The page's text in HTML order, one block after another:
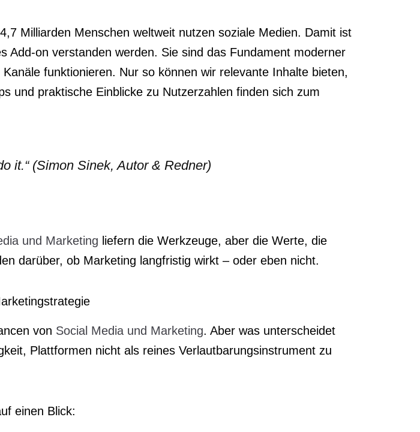
Milliarden Menschen weltweit nutzen soziale Medien. Damit ist
Add-on verstanden werden. Sie sind das Fundament moderner
funktionieren. Nur so können wir relevante Inhalte bieten,
und praktische Einblicke zu Nutzerzahlen finden sich zum
it.“ (Simon Sinek, Autor & Redner)
und Marketing liefern die Werkzeuge, aber die Werte, die
darüber, ob Marketing langfristig wirkt – oder eben nicht.
von Social Media und Marketing. Aber was unterscheidet
Plattformen nicht als reines Verlautbarungsinstrument zu
einen Blick: